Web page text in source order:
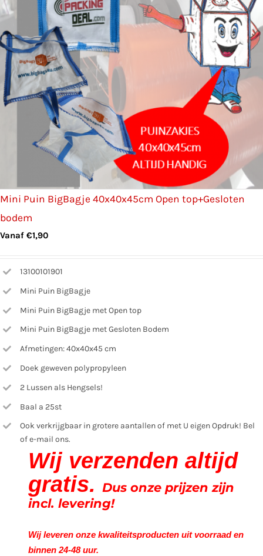
Mini Puin BigBagje 40x40x45cm Open top+Gesloten
bodem
Vanaf €1,90
13100101901
Mini Puin BigBagje
Mini Puin BigBagje met Open top
Mini Puin BigBagje met Gesloten Bodem
Afmetingen: 40x40x45 cm
Doek geweven polypropyleen
2 Lussen als Hengsels!
Baal a 25st
Ook verkrijgbaar in grotere aantallen of met U eigen Opdruk! Bel
of e-mail ons.
Wij verzenden altijd
gratis. Dus onze prijzen zijn
incl. levering!
Wij leveren onze kwaliteitsproducten uit voorraad en
binnen 24-48 uur.